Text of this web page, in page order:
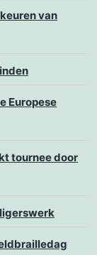
van
Europese
tournee door